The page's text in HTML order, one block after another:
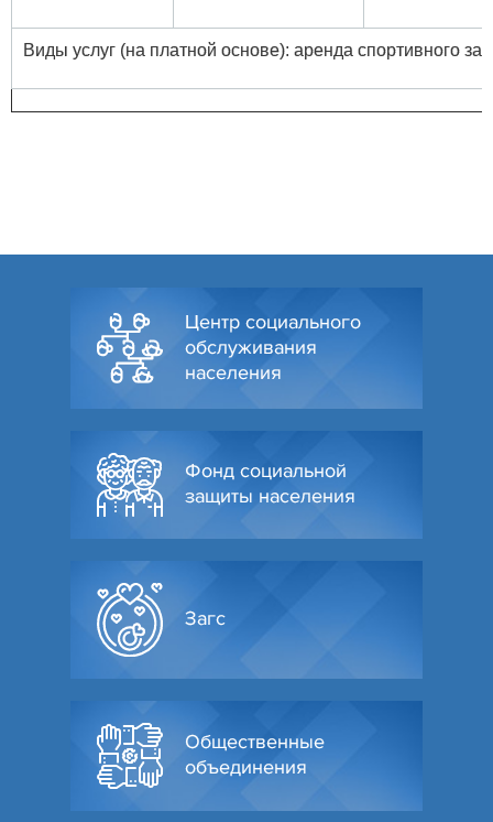
Виды услуг (на платной основе): аренда спортивного
Центр социального
обслуживания
населения
Фонд социальной
защиты населения
Загс
Общественные
объединения